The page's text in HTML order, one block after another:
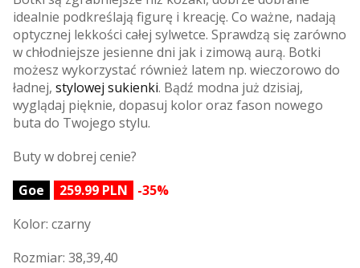
idealnie podkreślają figurę i kreację. Co ważne, nadają
optycznej lekkości całej sylwetce. Sprawdzą się zarówno
w chłodniejsze jesienne dni jak i zimową aurą. Botki
możesz wykorzystać również latem np. wieczorowo do
ładnej, stylowej sukienki. Bądź modna już dzisiaj,
wyglądaj pięknie, dopasuj kolor oraz fason nowego
buta do Twojego stylu.
Buty w dobrej cenie?
Goe
259.99 PLN
-35%
Kolor: czarny
Rozmiar: 38,39,40